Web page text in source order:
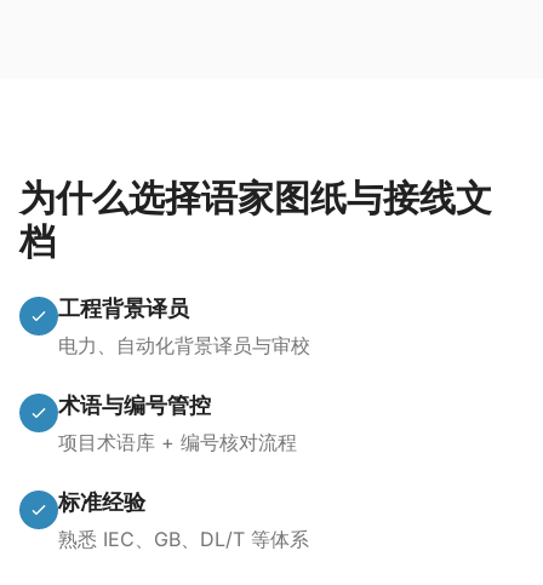
为什么选择语家图纸与接线文
档
工程背景译员
电力、自动化背景译员与审校
术语与编号管控
项目术语库 + 编号核对流程
标准经验
熟悉 IEC、GB、DL/T 等体系